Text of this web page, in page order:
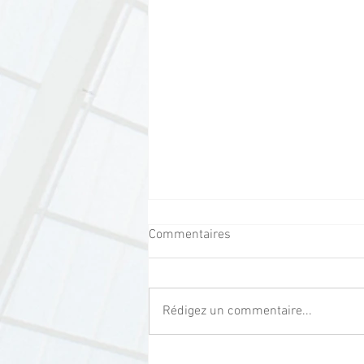
Commentaires
Rédigez un commentaire...